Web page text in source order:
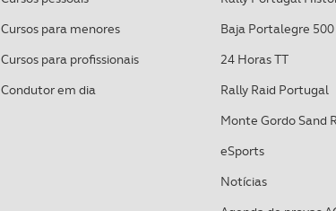
Cursos para menores
Cursos para profissionais
Condutor em dia
Baja Portalegre 500
24 Horas TT
Rally Raid Portugal
Monte Gordo Sand
eSports
Notícias